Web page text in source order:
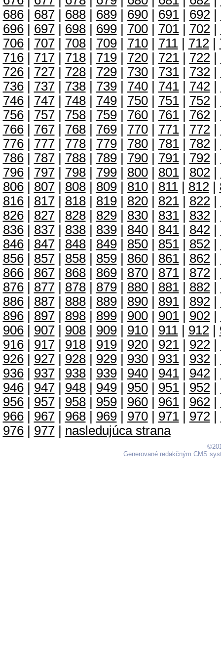
686| 687| 688| 689| 690| 691| 692|
696| 697| 698| 699| 700| 701| 702|
706| 707| 708| 709| 710| 711| 712|
716| 717| 718| 719| 720| 721| 722|
726| 727| 728| 729| 730| 731| 732|
736| 737| 738| 739| 740| 741| 742|
746| 747| 748| 749| 750| 751| 752|
756| 757| 758| 759| 760| 761| 762|
766| 767| 768| 769| 770| 771| 772|
776| 777| 778| 779| 780| 781| 782|
786| 787| 788| 789| 790| 791| 792|
796| 797| 798| 799| 800| 801| 802|
806| 807| 808| 809| 810| 811| 812|
816| 817| 818| 819| 820| 821| 822|
826| 827| 828| 829| 830| 831| 832|
836| 837| 838| 839| 840| 841| 842|
846| 847| 848| 849| 850| 851| 852|
856| 857| 858| 859| 860| 861| 862|
866| 867| 868| 869| 870| 871| 872|
876| 877| 878| 879| 880| 881| 882|
886| 887| 888| 889| 890| 891| 892|
896| 897| 898| 899| 900| 901| 902|
906| 907| 908| 909| 910| 911| 912|
916| 917| 918| 919| 920| 921| 922|
926| 927| 928| 929| 930| 931| 932|
936| 937| 938| 939| 940| 941| 942|
946| 947| 948| 949| 950| 951| 952|
956| 957| 958| 959| 960| 961| 962|
966| 967| 968| 969| 970| 971| 972|
976| 977| nasledujúca strana
Generované redakčným CMS